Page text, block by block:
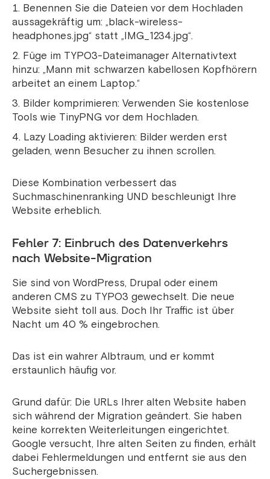
Benennen Sie die Dateien vor dem Hochladen
aussagekräftig um: „black-wireless-
headphones.jpg“ statt „IMG_1234.jpg“.
Füge im TYPO3-Dateimanager Alternativtext
hinzu: „Mann mit schwarzen kabellosen Kopfhörern
arbeitet an einem Laptop.“
Bilder komprimieren: Verwenden Sie kostenlose
Tools wie TinyPNG vor dem Hochladen.
Lazy Loading aktivieren: Bilder werden erst
geladen, wenn Besucher zu ihnen scrollen.
Diese Kombination verbessert das
Suchmaschinenranking UND beschleunigt Ihre
Website erheblich.
Fehler 7: Einbruch des Datenverkehrs
nach Website-Migration
Sie sind von WordPress, Drupal oder einem
anderen CMS zu TYPO3 gewechselt. Die neue
Website sieht toll aus. Doch Ihr Traffic ist über
Nacht um 40 % eingebrochen.
Das ist ein wahrer Albtraum, und er kommt
erstaunlich häufig vor.
Grund dafür: Die URLs Ihrer alten Website haben
sich während der Migration geändert. Sie haben
keine korrekten Weiterleitungen eingerichtet.
Google versucht, Ihre alten Seiten zu finden, erhält
dabei Fehlermeldungen und entfernt sie aus den
Suchergebnissen.